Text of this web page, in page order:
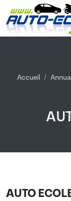
Accueil
AUTO